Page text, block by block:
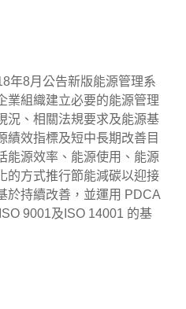
年8月公告新版能源管理系
業組織建立必要的能源管理
況、相關法規要求及能源基
績效指標及短中長期改善目
能源效率、能源使用、能源
的方式推行節能減碳以迎接
於持續改善，並運用 PDCA
9001及ISO 14001 的基